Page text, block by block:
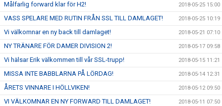
Målfarlig forward klar för H2! 2018-05-25 15:00
VASS SPELARE MED RUTIN FRÅN SSL TILL DAMLAGET! 2018-05-25 10:19
Vi välkomnar en ny back till damlaget! 2018-05-21 07:10
NY TRÄNARE FÖR DAMER DIVISION 2! 2018-05-17 09:58
Vi hälsar Erik välkommen till vår SSL-trupp! 2018-05-15 11:21
MISSA INTE BABBLARNA PÅ LÖRDAG! 2018-05-14 12:31
ÅRETS VINNARE I HÖLLVIKEN! 2018-05-12 09:50
VI VÄLKOMNAR EN NY FORWARD TILL DAMLAGET! 2018-05-11 07:50